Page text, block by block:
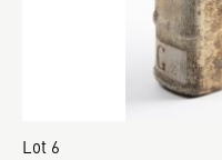
Lot 6